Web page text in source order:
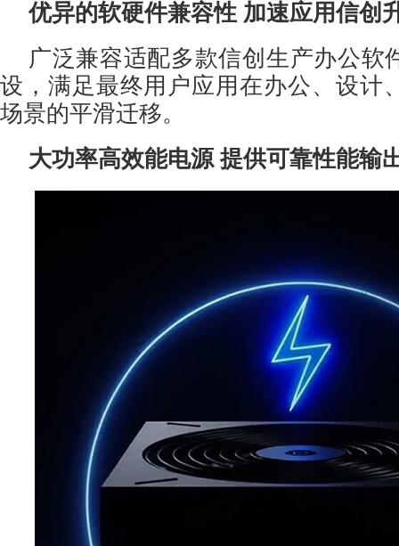
优异的软硬件兼容性 加速应用信创
广泛兼容适配多款信创生产办公软
设，满足最终用户应用在办公、设计
场景的平滑迁移。
大功率高效能电源 提供可靠性能输